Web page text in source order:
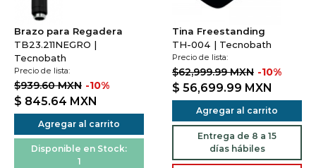
Brazo para Regadera
TB23.211NEGRO |
Tecnobath
Precio de lista:
$939.60 MXN -10%
$ 845.64 MXN
Agregar al carrito
Disponible en Stock:
1
Tina Freestanding
TH-004 | Tecnobath
Precio de lista:
$62,999.99 MXN -10%
$ 56,699.99 MXN
Agregar al carrito
Entrega de 8 a 15
días hábiles